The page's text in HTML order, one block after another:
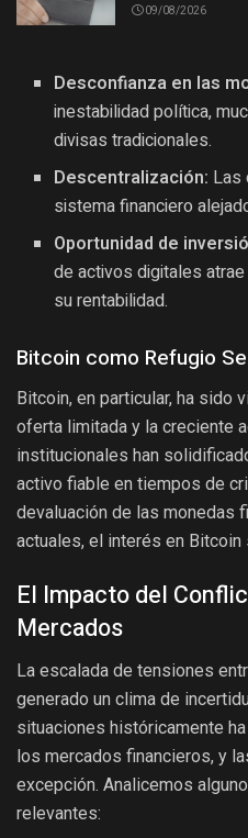
09/08/2026
Desconfianza en las
inestabilidad política,
divisas tradicionales.
Descentralización: Las
sistema financiero
Oportunidad de
de activos digitales
su rentabilidad.
Bitcoin como Refugio
Bitcoin, en particular, ha sido
oferta limitada y la creciente
institucionales han
activo fiable en tiempos de
devaluación de las monedas
actuales, el interés en Bitcoin
El Impacto del
Mercados
La escalada de tensiones
generado un clima de
situaciones históricamente
los mercados financieros, y
excepción. Analicemos
relevantes: